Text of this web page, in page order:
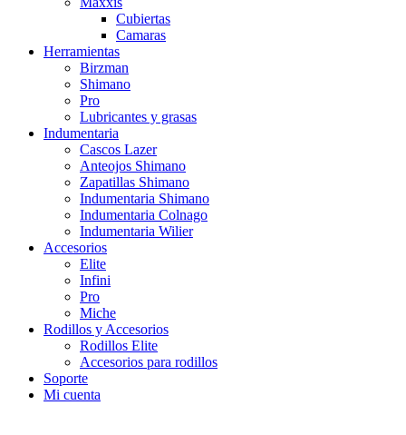
Cubiertas
Camaras
Herramientas
Birzman
Shimano
Pro
Lubricantes y grasas
Indumentaria
Cascos Lazer
Anteojos Shimano
Zapatillas Shimano
Indumentaria Shimano
Indumentaria Colnago
Indumentaria Wilier
Accesorios
Elite
Infini
Pro
Miche
Rodillos y Accesorios
Rodillos Elite
Accesorios para rodillos
Soporte
Mi cuenta